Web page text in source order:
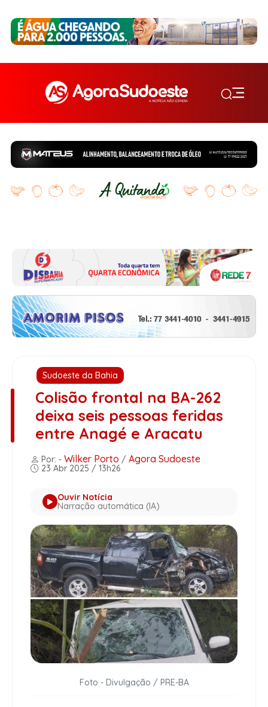
Sudoeste da Bahia
Colisão frontal na BA-262
deixa seis pessoas feridas
entre Anagé e Aracatu
Por: - Wilker Porto / Agora Sudoeste
23 Abr 2025 / 13h26
Ouvir Notícia
Narração automática (IA)
Foto - Divulgação / PRE-BA